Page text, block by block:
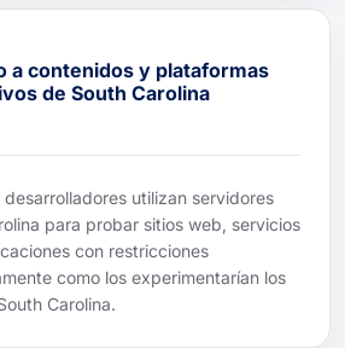
a contenidos y plataformas
de South Carolina
desarrolladores utilizan servidores
para probar sitios web, servicios
con restricciones
como los experimentarían los
Carolina.